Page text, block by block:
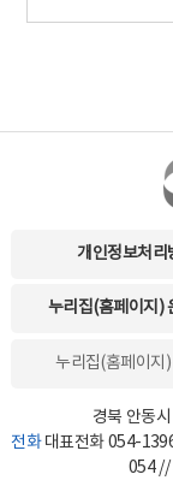
개인정보처리
누리집(홈페이지)
누리집(홈페이지
경북 안동
전화대표전화 054-
054 //